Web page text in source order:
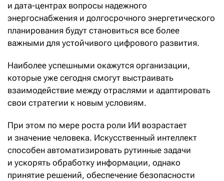
и дата-центрах вопросы надежного
энергоснабжения и долгосрочного энергетического
планирования будут становиться все более
важными для устойчивого цифрового развития.
Наиболее успешными окажутся организации,
которые уже сегодня смогут выстраивать
взаимодействие между отраслями и адаптировать
свои стратегии к новым условиям.
При этом по мере роста роли ИИ возрастает
и значение человека. Искусственный интеллект
способен автоматизировать рутинные задачи
и ускорять обработку информации, однако
принятие решений, обеспечение безопасности